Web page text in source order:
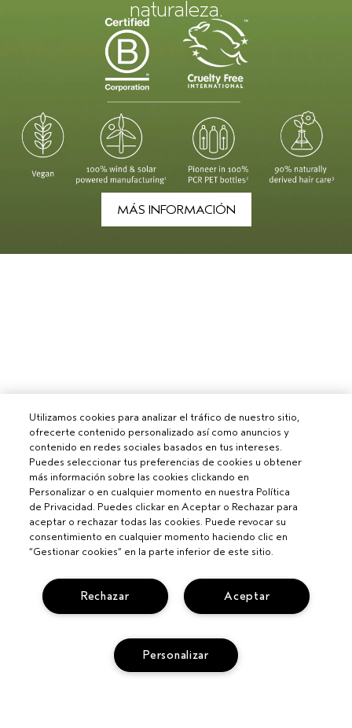
naturaleza.
MÁS INFORMACIÓN
Para profesionales
CONVIÉRTETE EN UN SALÓN AVEDA
CAMBIOS Y DEVOLUCIONES
PRIVACIDAD Y CONDICIONES
Utilizamos cookies para analizar el tráfico de nuestro sitio,
ofrecerte contenido personalizado así como anuncios y
contenido en redes sociales basados en tus intereses.
Puedes seleccionar tus preferencias de cookies u obtener
más información sobre las cookies clickando en
Personalizar o en cualquier momento en nuestra Política
de Privacidad. Puedes clickar en Aceptar o Rechazar para
aceptar o rechazar todas las cookies. Puede revocar su
consentimiento en cualquier momento haciendo clic en
“Gestionar cookies” en la parte inferior de este sitio.
Aceptar
Rechazar
Personalizar